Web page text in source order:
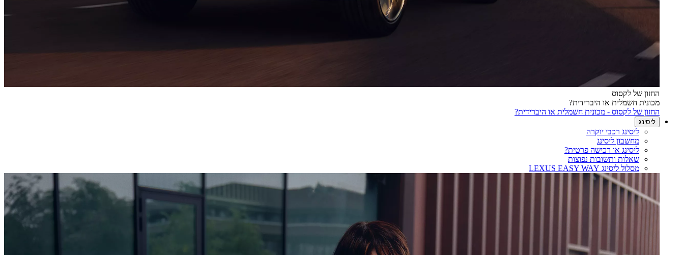
החזון של לקסוס
מכונית חשמלית או היברידית?
החזון של לקסוס - מכונית חשמלית או היברידית?
ליסינג
ליסינג רכבי יוקרה
מחשבון ליסינג
ליסינג או רכישה פרטית?
שאלות ותשובות נפוצות
מסלול ליסינג LEXUS EASY WAY